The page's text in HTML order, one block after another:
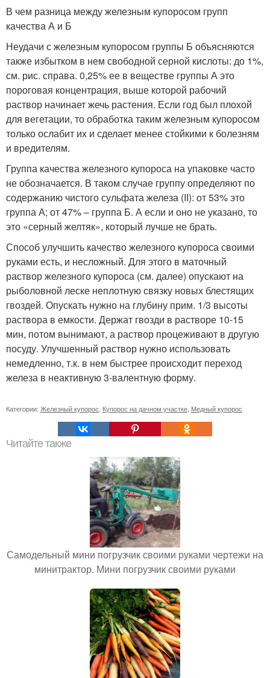
В чем разница между железным купоросом групп
качества А и Б
Неудачи с железным купоросом группы Б объясняются
также избытком в нем свободной серной кислоты: до 1%,
см. рис. справа. 0,25% ее в веществе группы А это
пороговая концентрация, выше которой рабочий
раствор начинает жечь растения. Если год был плохой
для вегетации, то обработка таким железным купоросом
только ослабит их и сделает менее стойкими к болезням
и вредителям.
Группа качества железного купороса на упаковке часто
не обозначается. В таком случае группу определяют по
содержанию чистого сульфата железа (II): от 53% это
группа А; от 47% – группа Б. А если и оно не указано, то
это «серный желтяк», который лучше не брать.
Способ улучшить качество железного купороса своими
руками есть, и несложный. Для этого в маточный
раствор железного купороса (см. далее) опускают на
рыболовной леске неплотную связку новых блестящих
гвоздей. Опускать нужно на глубину прим. 1/3 высоты
раствора в емкости. Держат гвозди в растворе 10-15
мин, потом вынимают, а раствор процеживают в другую
посуду. Улучшенный раствор нужно использовать
немедленно, т.к. в нем быстрее происходит переход
железа в неактивную 3-валентную форму.
Категории: Железный купорос Купорос на дачном участке Медный купорос
Читайте также
Самодельный мини погрузчик своими руками чертежи на
минитрактор. Мини погрузчик своими руками